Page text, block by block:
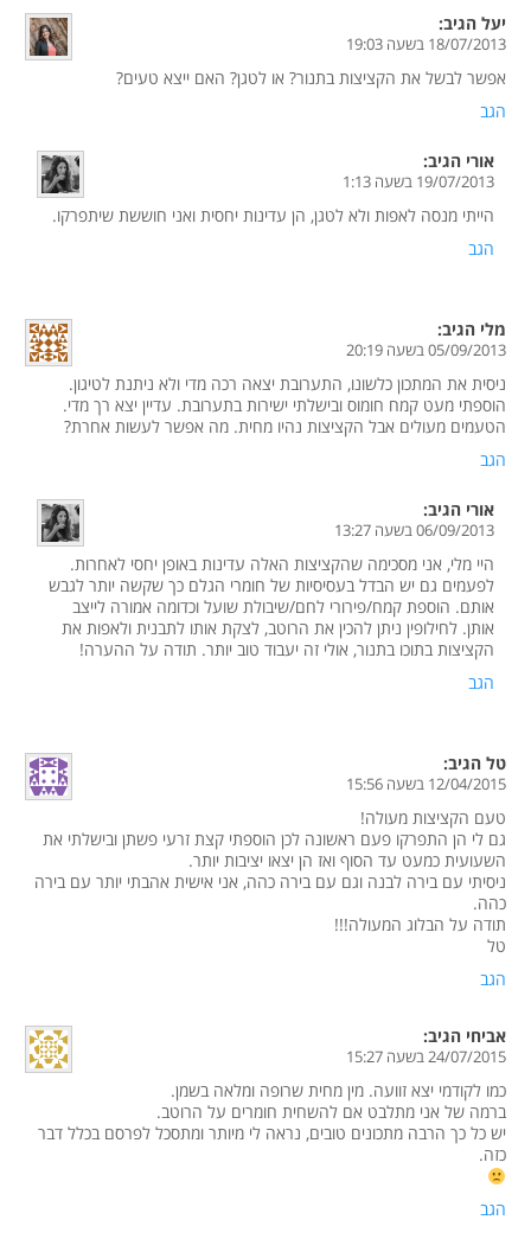
יעל הגיב:
18/07/2013 בשעה 19:03
אפשר לבשל את הקציצות בתנור? או לטגן? האם ייצא טעים?
הגב
אורי הגיב:
19/07/2013 בשעה 1:13
הייתי מנסה לאפות ולא לטגן, הן עדינות יחסית ואני חוששת שיתפרקו.
הגב
מלי הגיב:
05/09/2013 בשעה 20:19
ניסית את המתכון כלשונו, התערובת יצאה רכה מדי ולא ניתנת לטיגון.
הוספתי מעט קמח חומוס ובישלתי ישירות בתערובת. עדיין יצא רך מדי.
הטעמים מעולים אבל הקציצות נהיו מחית. מה אפשר לעשות אחרת?
הגב
אורי הגיב:
06/09/2013 בשעה 13:27
היי מלי, אני מסכימה שהקציצות האלה עדינות באופן יחסי לאחרות.
לפעמים גם יש הבדל בעסיסיות של חומרי הגלם כך שקשה יותר לגבש
אותם. הוספת קמח/פירורי לחם/שיבולת שועל וכדומה אמורה לייצב
אותן. לחילופין ניתן להכין את הרוטב, לצקת אותו לתבנית ולאפות את
הקציצות בתוכו בתנור, אולי זה יעבוד טוב יותר. תודה על ההערה!
הגב
טל הגיב:
12/04/2015 בשעה 15:56
טעם הקציצות מעולה!
גם לי הן התפרקו פעם ראשונה לכן הוספתי קצת זרעי פשתן ובישלתי את
השעועית כמעט עד הסוף ואז הן יצאו יציבות יותר.
ניסיתי עם בירה לבנה וגם עם בירה כהה, אני אישית אהבתי יותר עם בירה
כהה.
תודה על הבלוג המעולה!!!
טל
הגב
אביחי הגיב:
24/07/2015 בשעה 15:27
כמו לקודמי יצא זוועה. מין מחית שרופה ומלאה בשמן.
ברמה של אני מתלבט אם להשחית חומרים על הרוטב.
יש כל כך הרבה מתכונים טובים, נראה לי מיותר ומתסכל לפרסם בכלל דבר
כזה.
הגב